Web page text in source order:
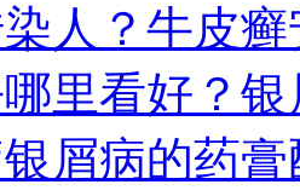
人？牛皮
里看好？
屑病的药